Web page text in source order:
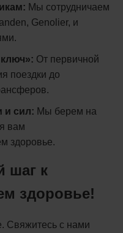
Мы сотрудничаем
Genolier, и
От первичной
поездки до
и сил: Мы берем на
вам
здоровье.
шаг к
здоровье!
Свяжитесь с нами